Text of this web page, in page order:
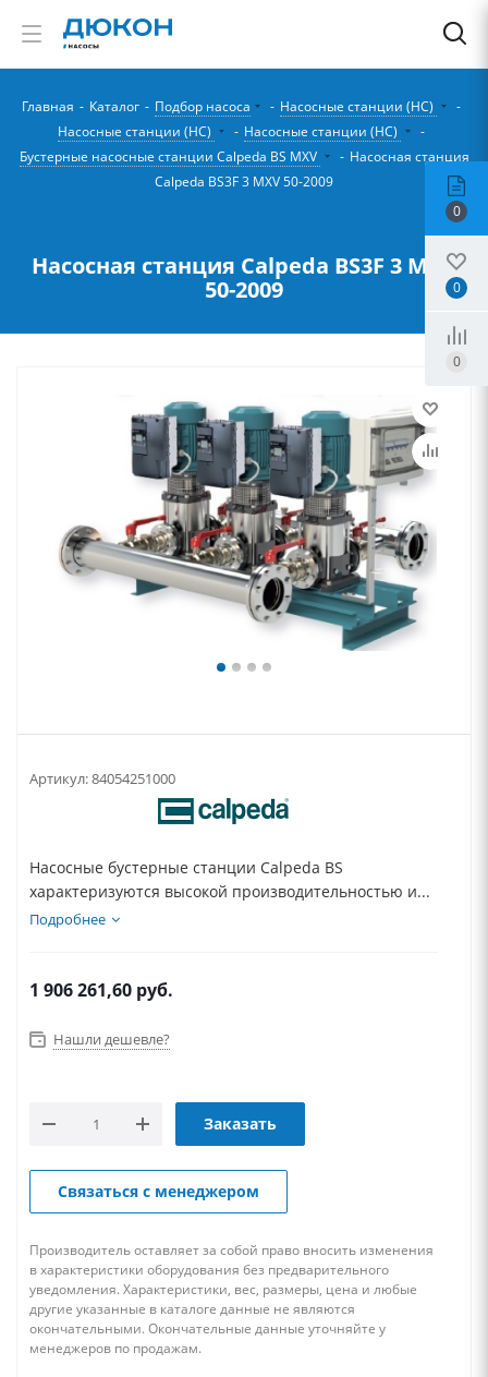
Главная - Каталог - Подбор насоса - Насосные станции (НС)
-
Насосные станции (НС)
- Насосные станции (НС)
-
Бустерные насосные станции Calpeda BS MXV
- Насосная станция
Calpeda BS3F 3 MXV 50-2009
Насосная станция Calpeda BS3F 3 MXV
50-2009
Артикул:84054251000
Насосные бустерные станции Calpeda BS
характеризуются высокой производительностью и...
Подробнее
1 906 261,60 руб.
Нашли дешевле?
Заказать
Связаться с менеджером
Производитель оставляет за собой право вносить изменения
в характеристики оборудования без предварительного
уведомления. Характеристики, вес, размеры, цена и любые
другие указанные в каталоге данные не являются
окончательными. Окончательные данные уточняйте у
менеджеров по продажам.
0
0
0